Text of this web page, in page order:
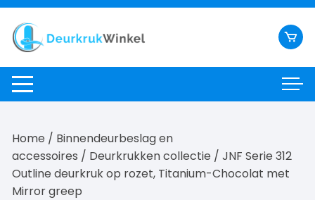
Ga
naar
inhoud
Home / Binnendeurbeslag en
accessoires / Deurkrukken collectie / JNF Serie 312
Outline deurkruk op rozet, Titanium-Chocolat met
Mirror greep